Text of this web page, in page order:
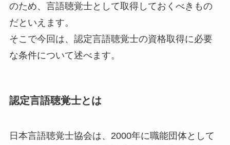
のため、言語聴覚士として取得しておくべきもの
だといえます。
そこで今回は、認定言語聴覚士の資格取得に必要
な条件について述べます。
認定言語聴覚士とは
日本言語聴覚士協会は、2000年に職能団体として